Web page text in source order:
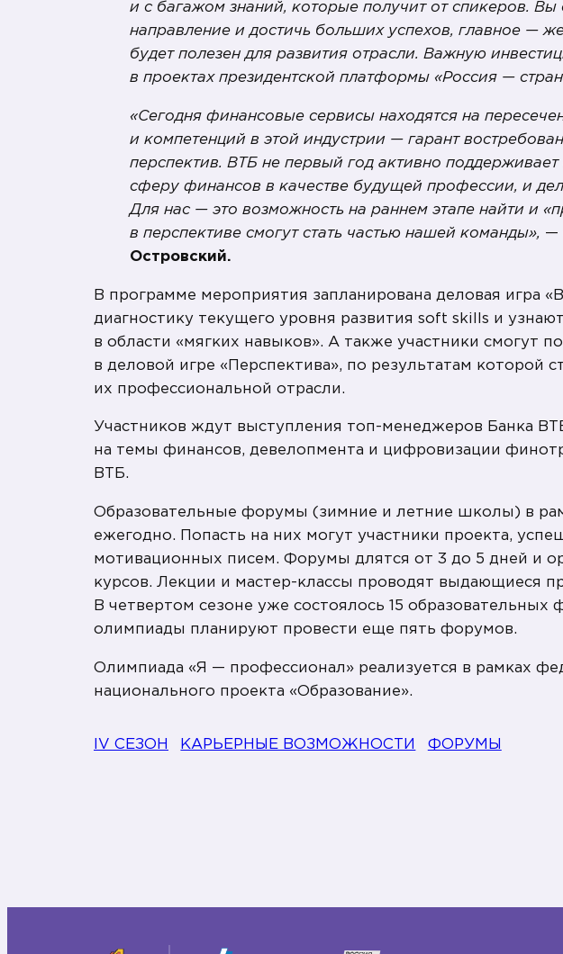
и с багажом знаний, которые получит от спикеров. Вы
направление и достичь больших успехов, главное —
будет полезен для развития отрасли. Важную
в проектах президентской платформы «Россия —
«Сегодня финансовые сервисы находятся на
и компетенций в этой индустрии — гарант
перспектив. ВТБ не первый год активно
сферу финансов в качестве будущей профессии, и
Для нас — это возможность на раннем этапе найти и
в перспективе смогут стать частью нашей команды», —
Островский.
В программе мероприятия запланирована деловая игра
диагностику текущего уровня развития soft skills и
в области «мягких навыков». А также участники смогут
в деловой игре «Перспектива», по результатам
их профессиональной отрасли.
Участников ждут выступления топ-менеджеров Банка
на темы финансов, девелопмента и цифровизации
ВТБ.
Образовательные форумы (зимние и летние школы) в
ежегодно. Попасть на них могут участники проекта,
мотивационных писем. Форумы длятся от 3 до 5 дней и
курсов. Лекции и мастер-классы проводят выдающиеся
В четвертом сезоне уже состоялось 15
олимпиады планируют провести еще пять форумов.
Олимпиада «Я — профессионал» реализуется в рамках
национального проекта «Образование».
IV СЕЗОН КАРЬЕРНЫЕ ВОЗМОЖНОСТИ ФОРУМЫ